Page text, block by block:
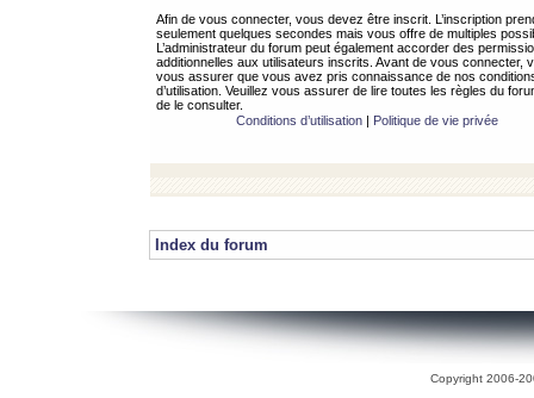
Afin de vous connecter, vous devez être inscrit. L’inscription
seulement quelques secondes mais vous offre de multiples
L’administrateur du forum peut également accorder des
additionnelles aux utilisateurs inscrits. Avant de vous connecter,
vous assurer que vous avez pris connaissance de nos
d’utilisation. Veuillez vous assurer de lire toutes les règles du
de le consulter.
Conditions d’utilisation| Politique de vie privée
Index du forum
Copyright 2006-